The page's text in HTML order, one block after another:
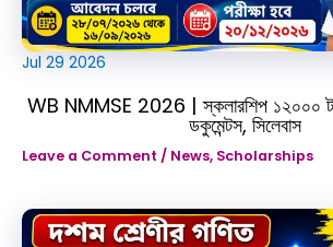
Jul 29 2026
WB NMMSE 2026 | স্কলারশিপ ১২০০০
ডকুমেন্টস, সিলেবাস
Leave a Comment / News, Scholarships